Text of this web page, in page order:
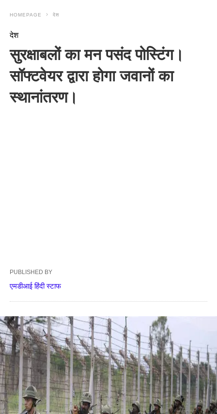
HOMEPAGE देश
देश
सुरक्षाबलों का मन पसंद पोस्टिंग।
सॉफ्टवेयर द्वारा होगा जवानों का
स्थानांतरण।
PUBLISHED BY
एमडीआई हिंदी स्टाफ